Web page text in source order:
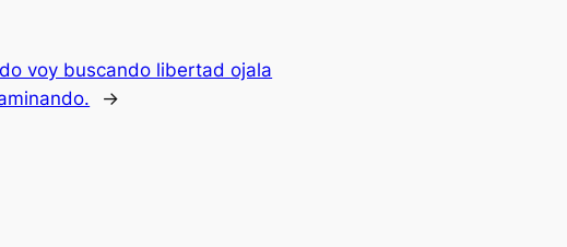
voy buscando libertad ojala
→